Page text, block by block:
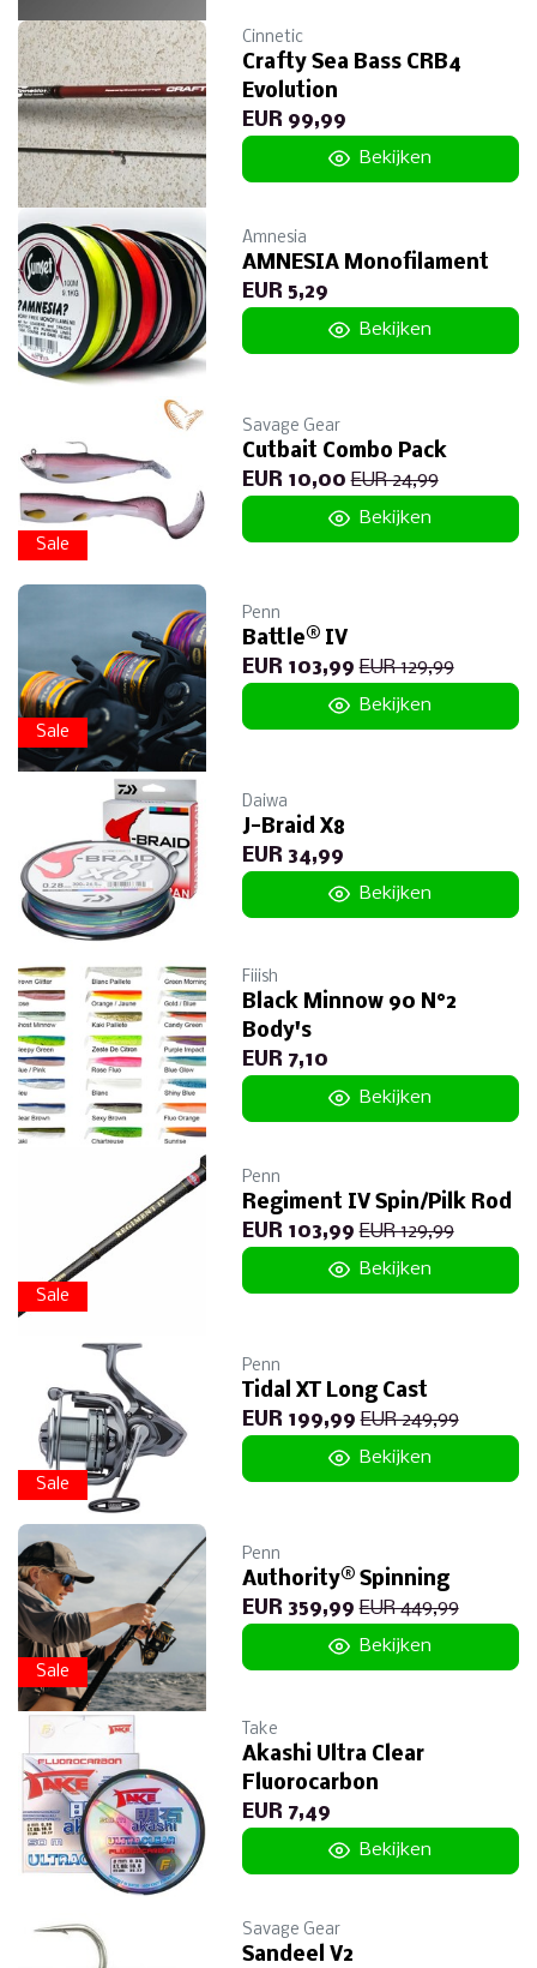
Cinnetic
Crafty Sea Bass CRB4
Evolution
EUR 99,99
Bekijken
Amnesia
AMNESIA Monofilament
EUR 5,29
Bekijken
Sale
Savage Gear
Cutbait Combo Pack
EUR 10,00 EUR 24,99
Bekijken
Sale
Penn
Battle® IV
EUR 103,99 EUR 129,99
Bekijken
Daiwa
J-Braid X8
EUR 34,99
Bekijken
Fiiish
Black Minnow 90 N°2
Body's
EUR 7,10
Bekijken
Sale
Penn
Regiment IV Spin/Pilk Rod
EUR 103,99 EUR 129,99
Bekijken
Sale
Penn
Tidal XT Long Cast
EUR 199,99 EUR 249,99
Bekijken
Sale
Penn
Authority® Spinning
EUR 359,99 EUR 449,99
Bekijken
Take
Akashi Ultra Clear
Fluorocarbon
EUR 7,49
Bekijken
Savage Gear
Sandeel V2